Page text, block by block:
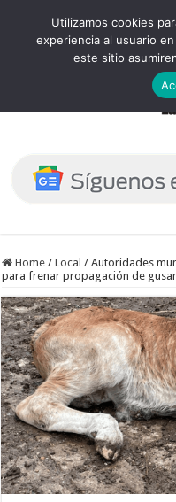
Home / Local / Autoridades
para frenar propagación de
Utilizamos cookies
experiencia al usuario
este sitio